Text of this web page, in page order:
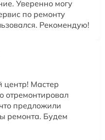
Уверенно могу
по ремонту
Рекомендую!
центр! Мастер
отремонтировал
предложили
ремонта. Будем